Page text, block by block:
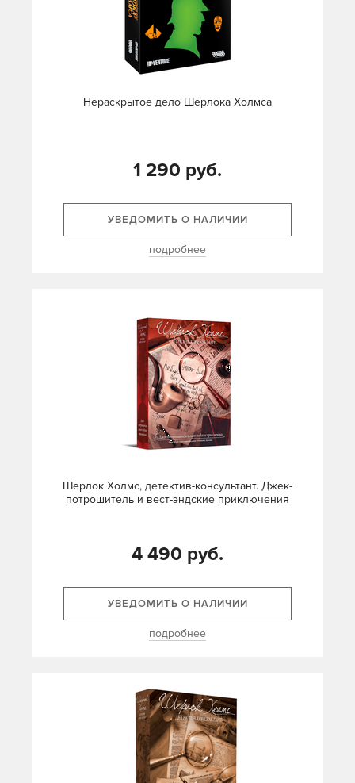
Нераскрытое дело Шерлока Холмса
1 290 руб.
УВЕДОМИТЬ О НАЛИЧИИ
подробнее
Шерлок Холмс, детектив-консультант. Джек-
потрошитель и вест-эндские приключения
4 490 руб.
УВЕДОМИТЬ О НАЛИЧИИ
подробнее